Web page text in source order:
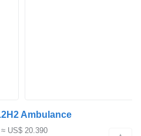
Ambulance
≈ US$ 20.390